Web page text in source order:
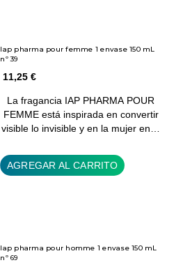
Iap pharma pour femme 1 envase 150 mL
nº 39
11,25 €
La fragancia IAP PHARMA POUR
FEMME está inspirada en convertir
visible lo invisible y en la mujer en…
AGREGAR AL CARRITO
Iap pharma pour homme 1 envase 150 mL
nº 69